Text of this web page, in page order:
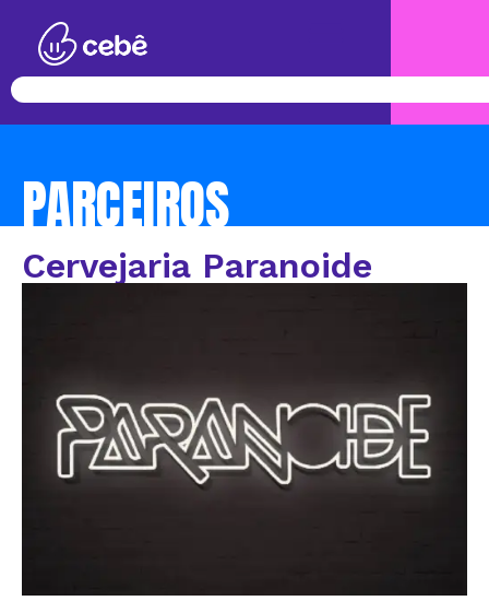
PARCEIROS
Cervejaria Paranoide